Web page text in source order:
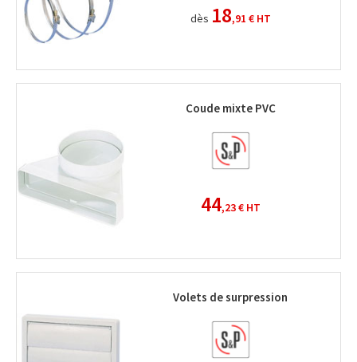
dès 18,91 €HT
Coude mixte PVC
44,23 €HT
Volets de surpression